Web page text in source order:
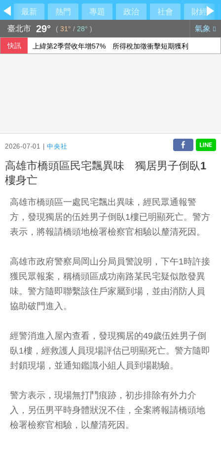
最新 熱門 專題 政治 社會
財經
臺北市 29° ( 31° / 28° ) 氣象
快訊 上緯第2季營收年增57% 所得稅加徵衝擊短期獲利
2026-07-01 |中央社
高雄市橋頭區民宅飄異味 獨居男子倒臥1
樓身亡
高雄市橋頭區一處民宅飄出異味，經民眾通報警
方，發現獨居的伍姓男子倒臥1樓已明顯死亡。警方
表示，將報請橋頭地檢署檢察官相驗以釐清死因。
高雄市政府警察局岡山分局員警說明，下午1時許接
獲民眾報案，稱橋頭區成功南路某民宅疑似散發異
味。警方隨即聯繫該住戶家屬到場，並由消防人員
協助破門進入。
經警消進入屋內查看，發現獨居的49歲伍姓男子倒
臥1樓，經救護人員現場評估已明顯死亡。警方隨即
封鎖現場，並通知鑑識小組人員到場勘驗。
警方表示，現場無打鬥痕跡，初步排除有外力介
入，另伍男平時身體狀況不佳，全案將報請橋頭地
檢署檢察官相驗，以釐清死因。